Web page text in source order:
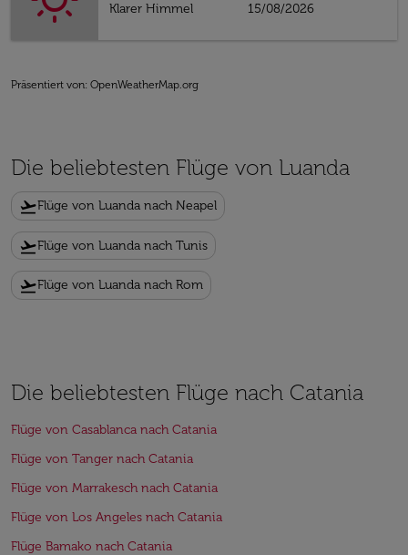
Klarer Himmel
15/08/2026
Präsentiert von: OpenWeatherMap.org
Die beliebtesten Flüge von Luanda
flight_takeoffFlüge von Luanda nach Neapel
flight_takeoffFlüge von Luanda nach Tunis
flight_takeoffFlüge von Luanda nach Rom
Die beliebtesten Flüge nach Catania
Flüge von Casablanca nach Catania
Flüge von Tanger nach Catania
Flüge von Marrakesch nach Catania
Flüge von Los Angeles nach Catania
Flüge Bamako nach Catania